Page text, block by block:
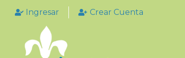
Ingresar Crear Cuenta